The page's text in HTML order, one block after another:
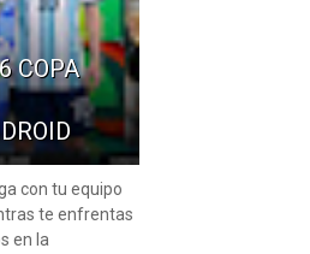
COPA
con tu equipo
te enfrentas
en la